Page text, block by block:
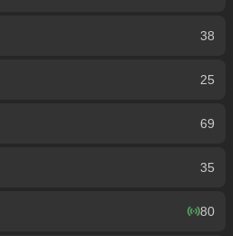
38
25
69
35
80